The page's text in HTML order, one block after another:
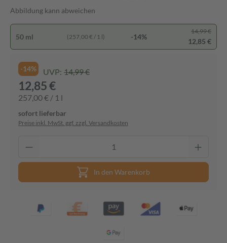
Abbildung kann abweichen
50 ml (257,00 € / 1 l) -14%
14,99 €
12,85 €
-14% UVP: 14,99 €
12,85 €
257,00 € / 1 l
sofort lieferbar
Preise inkl. MwSt. ggf. zzgl. Versandkosten
In den Warenkorb